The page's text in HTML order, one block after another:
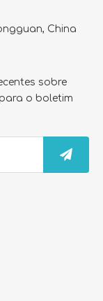
China
sobre
o boletim